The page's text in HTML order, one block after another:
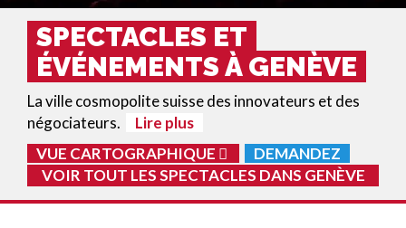
SPECTACLES ET
ÉVÉNEMENTS À GENÈVE
La ville cosmopolite suisse des innovateurs et des
négociateurs.
Lire plus
VUE CARTOGRAPHIQUE
DEMANDEZ
VOIR TOUT LES SPECTACLES DANS GENÈVE